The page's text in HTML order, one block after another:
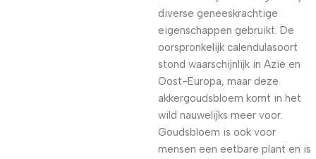
diverse geneeskrachtige
eigenschappen gebruikt. De
oorspronkelijk calendulasoort
stond waarschijnlijk in Azië en
Oost-Europa, maar deze
akkergoudsbloem komt in het
wild nauwelijks meer voor.
Goudsbloem is ook voor
mensen een eetbare plant en is